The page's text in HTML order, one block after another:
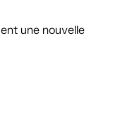
une nouvelle